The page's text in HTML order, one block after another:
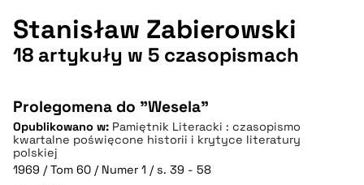
Stanisław Zabierowski
18 artykuły w 5 czasopismach
Prolegomena do "Wesela"
Opublikowano w: Pamiętnik Literacki : czasopismo
kwartalne poświęcone historii i krytyce literatury
polskiej
1969 / Tom 60 / Numer 1 / s. 39 - 58